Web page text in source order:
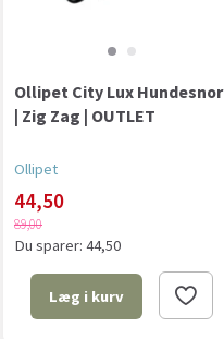
Ollipet City Lux Hundesnor
| Zig Zag | OUTLET
Ollipet
44,50
89,00
Du sparer: 44,50
Læg i kurv